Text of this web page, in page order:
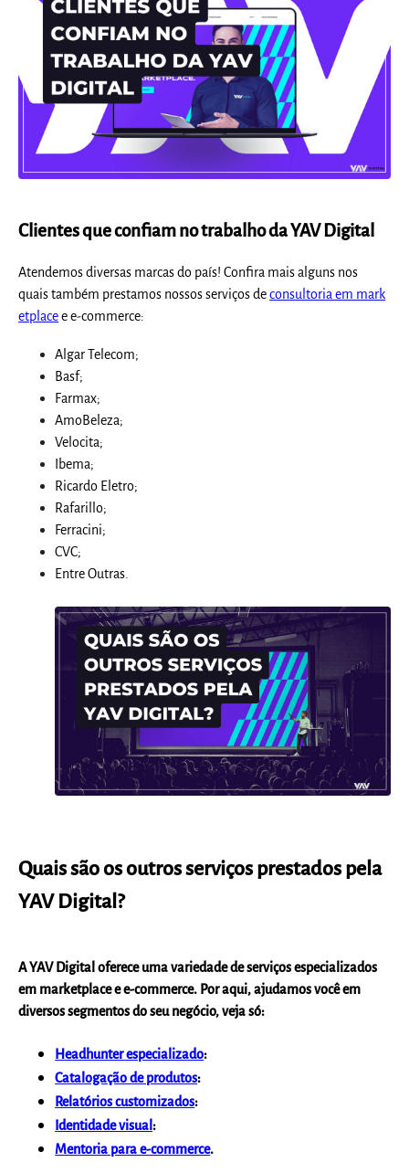
Clientes que confiam no trabalho da YAV Digital
Atendemos diversas marcas do país! Confira mais alguns nos
quais também prestamos nossos serviços deconsultoria em mark
etplacee e-commerce:
Algar Telecom;
Basf;
Farmax;
AmoBeleza;
Velocita;
Ibema;
Ricardo Eletro;
Rafarillo;
Ferracini;
CVC;
Entre Outras.
Quais são os outros serviços prestados pela
YAV Digital?
AYAV Digital oferece uma variedade de serviços especializados
em marketplace e e-commerce. Por aqui, ajudamos você em
diversos segmentos do seu negócio, veja só:
Headhunter especializado:
Catalogação de produtos:
Relatórios customizados:
Identidade visual :
Mentoria para e-commerce.